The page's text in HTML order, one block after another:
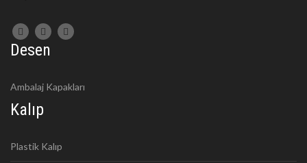
Desen
Ambalaj Kapakları
Kalıp
Plastik Kalıp